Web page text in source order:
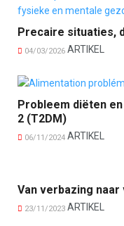
Precaire situaties,
04/03/2026 ARTIKEL
Probleem diëten
2 (T2DM)
06/11/2024 ARTIKEL
Van verbazing naar
23/11/2023 ARTIKEL